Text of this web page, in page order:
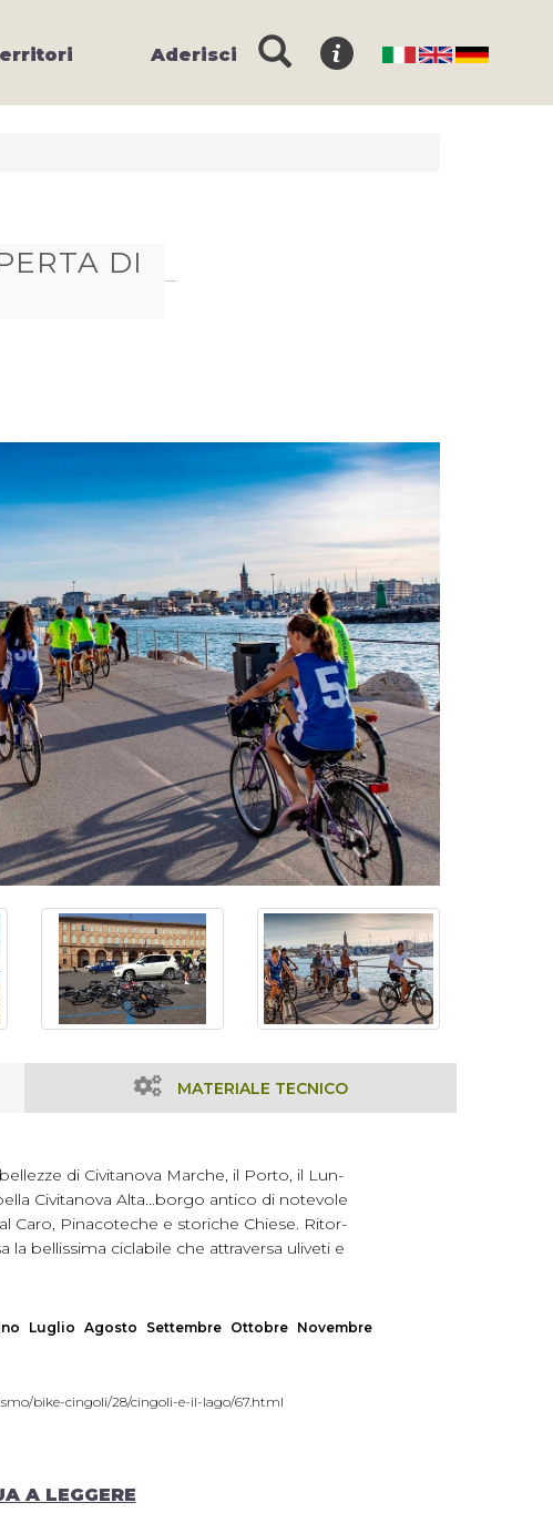
Aderisci
DI
MATERIALE TECNICO
di Civitanova Marche, il Porto, il Lun-
Civitanova Alta...borgo antico di notevole
Caro, Pinacoteche e storiche Chiese. Ritor-
bellissima ciclabile che attraversa uliveti e
Luglio Agosto Settembre Ottobre Novembre
bike-cingoli/28/cingoli-e-il-lago/67.html
A LEGGERE